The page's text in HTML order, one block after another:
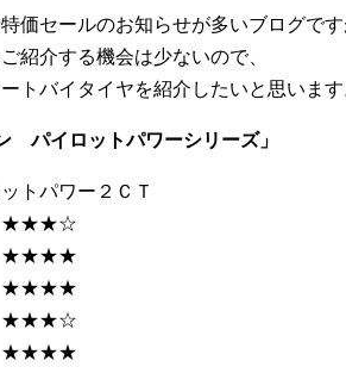
価セールのお知らせが多いブログで
紹介する機会は少ないので、
トバイタイヤを紹介したいと思いま
パイロットパワーシリーズ」
トパワー２ＣＴ
★★★★
★★★★
★★★☆
★★★★